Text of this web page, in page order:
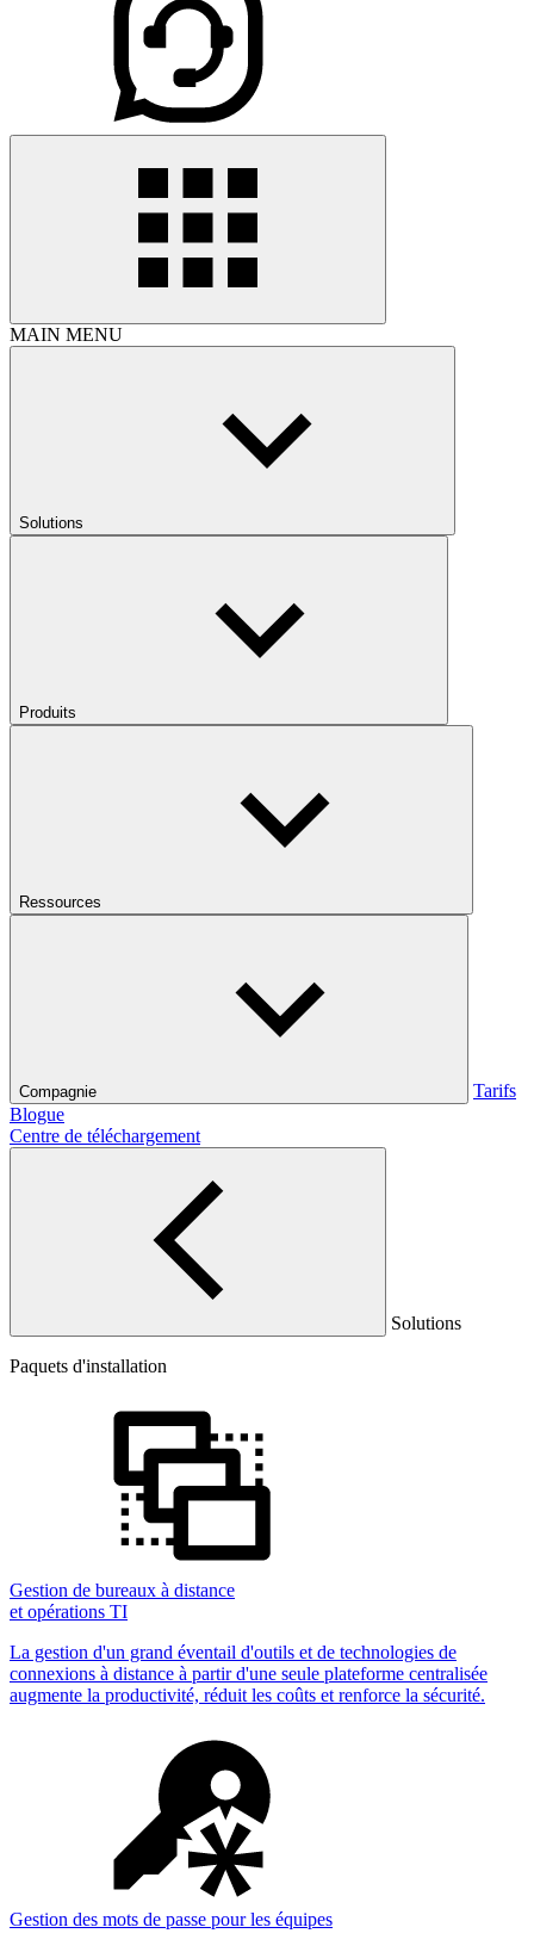
MAIN MENU
Solutions
Produits
Ressources
Compagnie
Tarifs
Blogue
Centre de téléchargement
Solutions
Paquets d'installation
Gestion de bureaux à distance
et opérations TI
La gestion d'un grand éventail d'outils et de technologies de
connexions à distance à partir d'une seule plateforme centralisée
augmente la productivité, réduit les coûts et renforce la sécurité.
Gestion des mots de passe pour les équipes